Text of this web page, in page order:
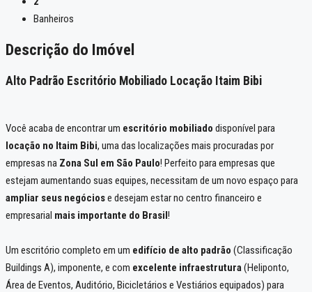
Banheiros
Descrição do Imóvel
Alto Padrão Escritório Mobiliado Locação Itaim Bibi
Você acaba de encontrar um escritório mobiliado disponível para
locação no Itaim Bibi, uma das localizações mais procuradas por
empresas na Zona Sul em São Paulo! Perfeito para empresas que
estejam aumentando suas equipes, necessitam de um novo espaço para
ampliar seus negóciose desejam estar no centro financeiro e
empresarial mais importante do Brasil!
Um escritório completo em um edifício de alto padrão (Classificação
Buildings A), imponente, e com excelente infraestrutura (Heliponto,
Área de Eventos, Auditório, Bicicletários e Vestiários equipados) para